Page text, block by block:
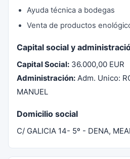
Ayuda técnica a bodegas
Venta de productos
Capital social y
Capital Social: 36.000,00 EUR
Administración: Adm. Unico:
MANUEL
Domicilio social
C/ GALICIA 14- 5º - DENA,